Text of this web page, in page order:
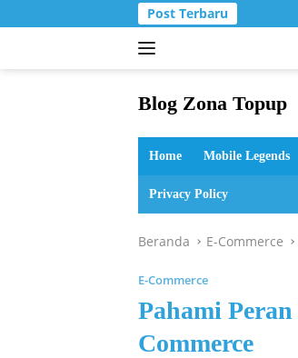
ke
Post Terbaru
Blog Zona Topup
dan
bermain
Home Mobile Legends
Privacy Policy
Beranda E-Commerce
E-Commerce
Pahami
Commerce